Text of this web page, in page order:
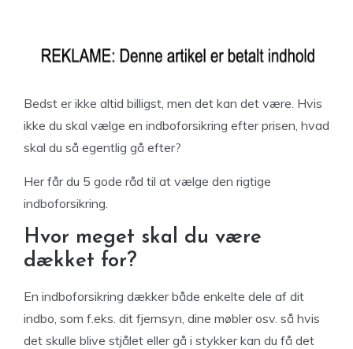
Bedst er ikke altid billigst, men det kan det være. Hvis
ikke du skal vælge en indboforsikring efter prisen, hvad
skal du så egentlig gå efter?
Her får du 5 gode råd til at vælge den rigtige
indboforsikring.
Hvor meget skal du være
dækket for?
En indboforsikring dækker både enkelte dele af dit
indbo, som f.eks. dit fjernsyn, dine møbler osv. så hvis
det skulle blive stjålet eller gå i stykker kan du få det